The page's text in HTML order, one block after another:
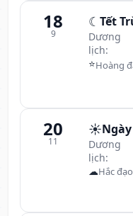
18
9
☾ Tết
Dương
lịch:
⭐Hoàng
20
11
☀️
Dương
lịch:
☁Hắc đạo